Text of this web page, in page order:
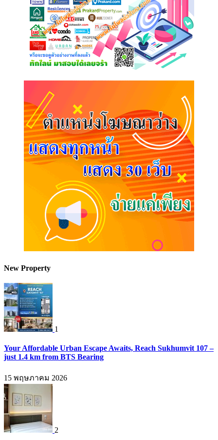
New Property
1
Your Affordable Urban Escape Awaits, Reach Sukhumvit 107 –
just 1.4 km from BTS Bearing
15 พฤษภาคม 2026
2